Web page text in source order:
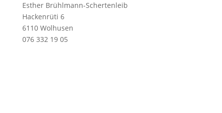
Esther Brühlmann-Schertenleib
Hackenrüti 6
6110 Wolhusen
076 332 19 05